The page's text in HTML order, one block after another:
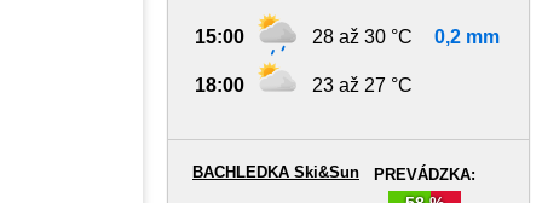
15:00 28 až 30 °C 0,2 mm
18:00 23 až 27 °C
PREVÁDZKA:
BACHLEDKA Ski&Sun